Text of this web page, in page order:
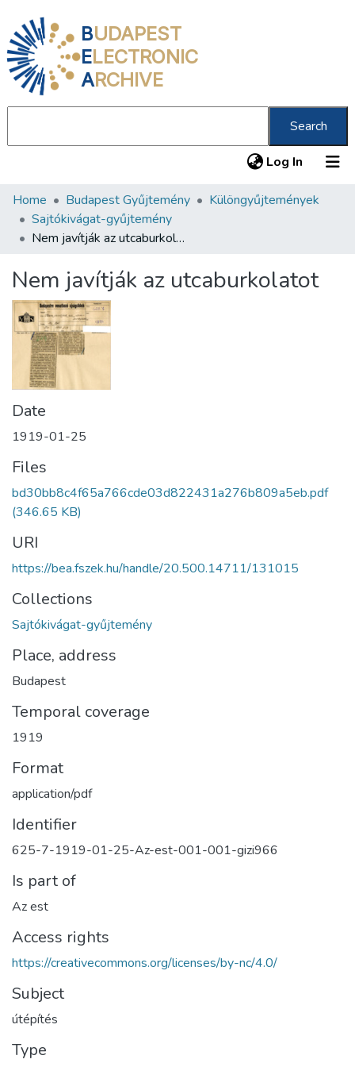
BUDAPEST
ELECTRONIC
ARCHIVE
Search
Log In (current)
Communities & Collections
All of DSpace
About us
Home Budapest Gyűjtemény
Különgyűjtemények
Sajtókivágat-gyűjtemény
Nem javítják az utcaburkolatot
Nem javítják az utcaburkolatot
Date
1919-01-25
Files
bd30bb8c4f65a766cde03d822431a276b809a5eb.pdf
(346.65 KB)
URI
https://bea.fszek.hu/handle/20.500.14711/131015
Collections
Sajtókivágat-gyűjtemény
Place, address
Budapest
Temporal coverage
1919
Format
application/pdf
Identifier
625-7-1919-01-25-Az-est-001-001-gizi966
Is part of
Az est
Access rights
https://creativecommons.org/licenses/by-nc/4.0/
Subject
útépítés
Type